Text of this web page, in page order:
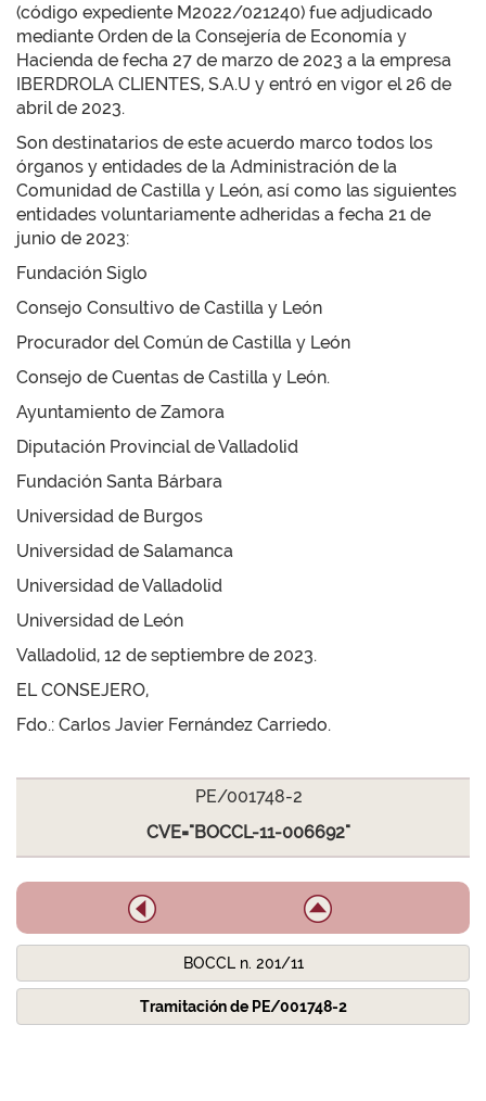
(código expediente M2022/021240) fue adjudicado
mediante Orden de la Consejería de Economía y
Hacienda de fecha 27 de marzo de 2023 a la empresa
IBERDROLA CLIENTES, S.A.U y entró en vigor el 26 de
abril de 2023.
Son destinatarios de este acuerdo marco todos los
órganos y entidades de la Administración de la
Comunidad de Castilla y León, así como las siguientes
entidades voluntariamente adheridas a fecha 21 de
junio de 2023:
Fundación Siglo
Consejo Consultivo de Castilla y León
Procurador del Común de Castilla y León
Consejo de Cuentas de Castilla y León.
Ayuntamiento de Zamora
Diputación Provincial de Valladolid
Fundación Santa Bárbara
Universidad de Burgos
Universidad de Salamanca
Universidad de Valladolid
Universidad de León
Valladolid, 12 de septiembre de 2023.
EL CONSEJERO,
Fdo.: Carlos Javier Fernández Carriedo.
PE/001748-2
CVE="BOCCL-11-006692"
BOCCL n. 201/11
Tramitación de PE/001748-2